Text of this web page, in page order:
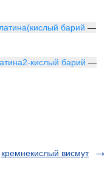
барий —
кислый барий —
кремнекислый висмут